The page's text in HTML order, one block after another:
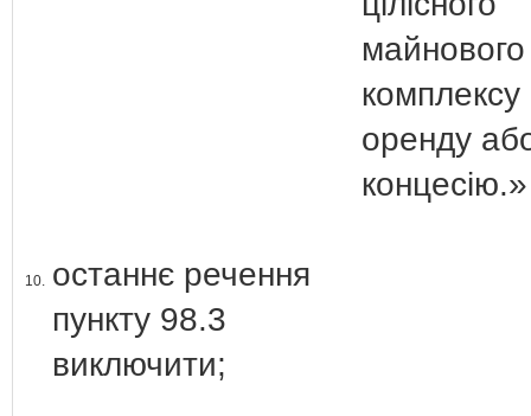
майнового
комплексу
оренду
концесію.»
10. останнє речення
пункту 98.3
виключити;